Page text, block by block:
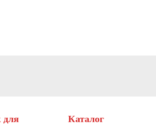
для
Каталог